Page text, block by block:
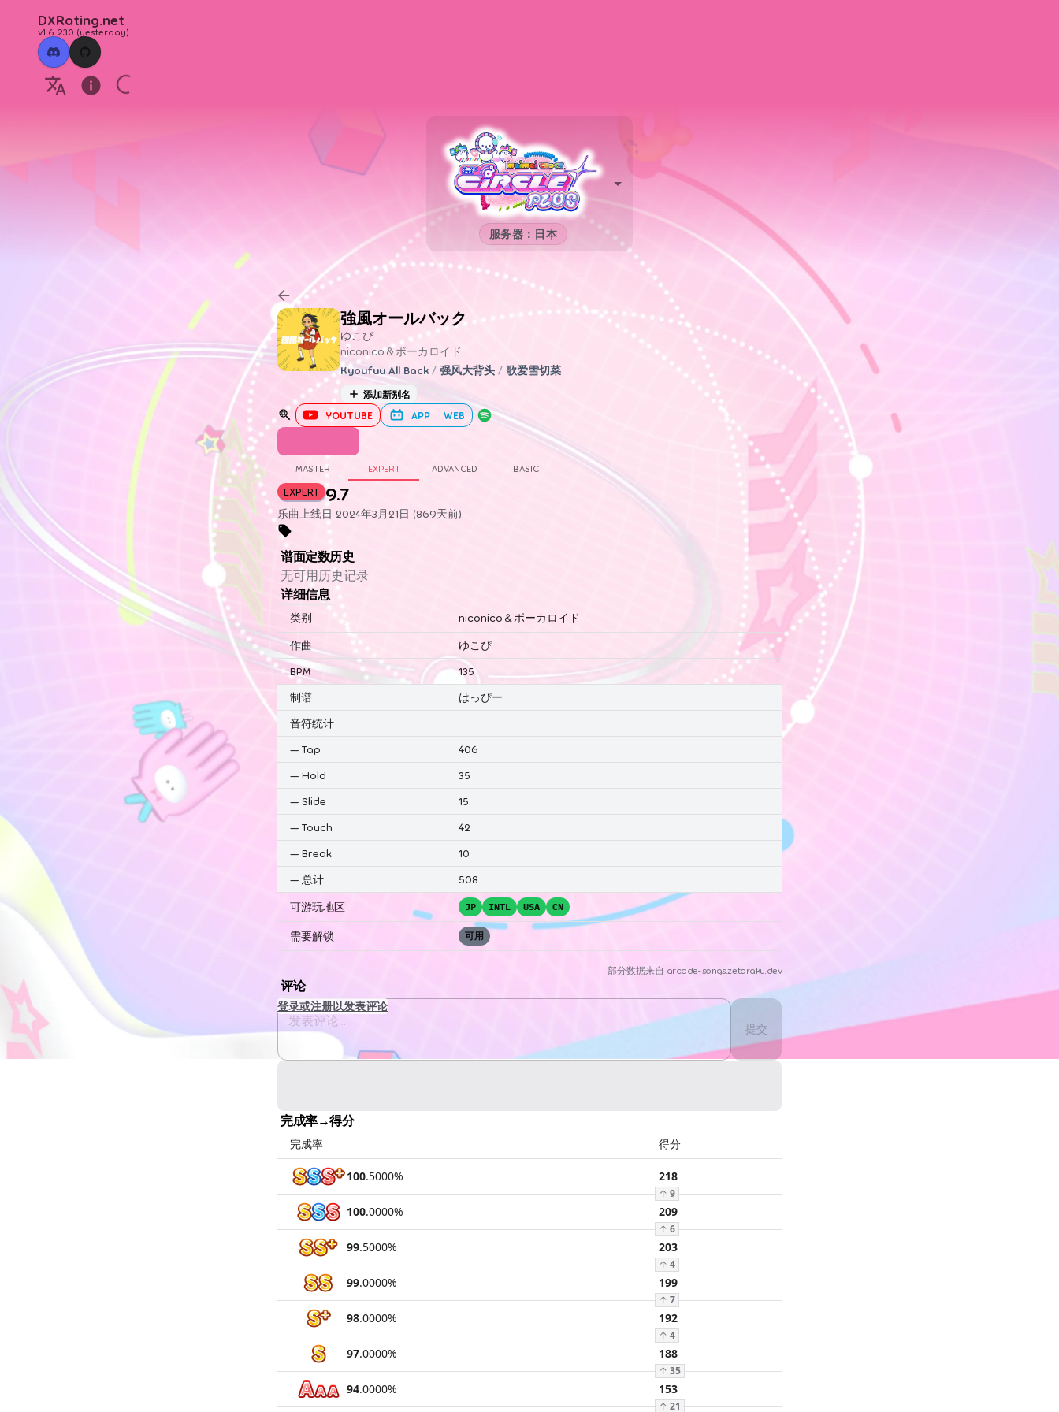
DXRating.net
v1.6.230 (yesterday)
服务器：日本
強風オールバック
ゆこぴ
niconico＆ボーカロイド
Kyoufuu All Back / 强风大背头 / 歌爱雪切菜
添加新别名
YOUTUBE APP WEB
MASTER EXPERT ADVANCED BASIC
EXPERT 9.7
乐曲上线日 2024年3月21日 (869天前)
谱面定数历史
无可用历史记录
详细信息
类别 niconico＆ボーカロイド
作曲
ゆこぴ
BPM
135
制谱
はっぴー
音符统计
— Tap
406
— Hold
35
— Slide
15
— Touch
42
— Break
10
— 总计 508
可游玩地区 JP INTL USA CN
需要解锁 可用
部分数据来自 arcade-songs.zetaraku.dev
评论
提交
登录或注册以发表评论
完成率→得分
完成率 得分
100.5000% 218
↑ 9
100.0000% 209
↑ 6
99.5000% 203
↑ 4
99.0000% 199
↑ 7
98.0000% 192
↑ 4
97.0000% 188
↑ 35
94.0000% 153
↑ 21